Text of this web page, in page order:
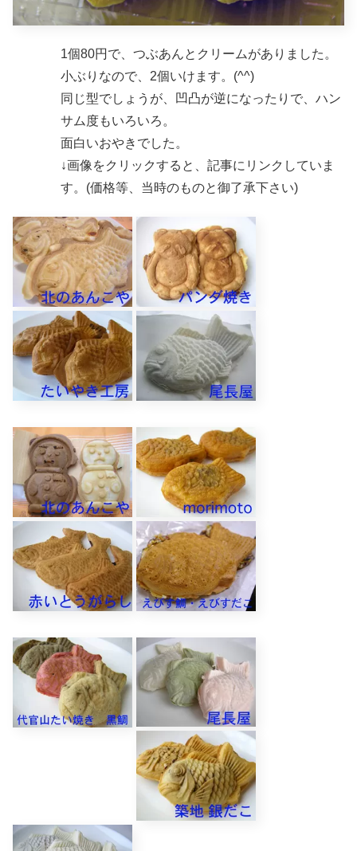
1個80円で、つぶあんとクリームがありました。
小ぶりなので、2個いけます。(^^)
同じ型でしょうが、凹凸が逆になったりで、ハン
サム度もいろいろ。
面白いおやきでした。
↓画像をクリックすると、記事にリンクしていま
す。(価格等、当時のものと御了承下さい)